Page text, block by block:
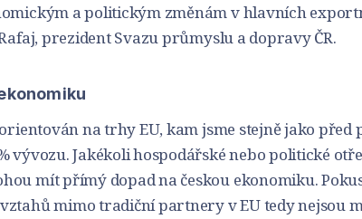
a politickým změnám v hlavních
prezident Svazu průmyslu a­ dopravy ČR.
na trhy EU, kam jsme stejně jako před
vývozu. Jakékoli hospodářské nebo politické
mít přímý dopad na českou ekonomiku.
mimo tradiční partnery v EU tedy nejsou